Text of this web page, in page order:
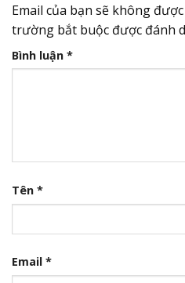
Email của bạn sẽ không
trường bắt buộc được đánh
Bình luận *
Tên *
Email *